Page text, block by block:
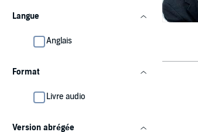
Langue
Anglais
Format
Livre audio
Version abrégée